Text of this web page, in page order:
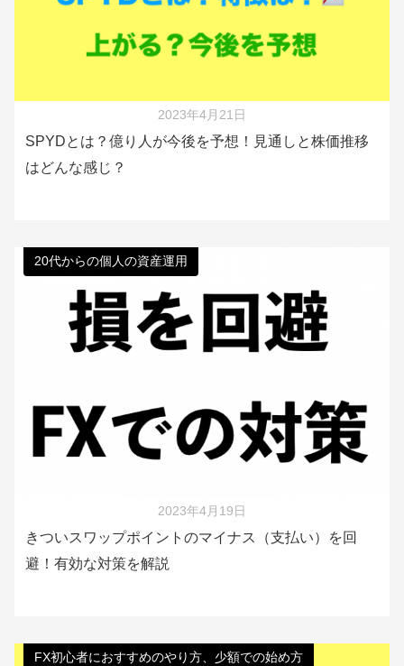
2023年4月21日
SPYDとは？億り人が今後を予想！見通しと株価推移
はどんな感じ？
20代からの個人の資産運用
2023年4月19日
きついスワップポイントのマイナス（支払い）を回
避！有効な対策を解説
FX初心者におすすめのやり方、少額での始め方